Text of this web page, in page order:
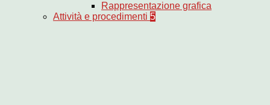
Rappresentazione grafica
Attività e procedimenti 5